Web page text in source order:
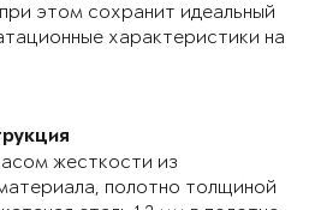
этом сохранит идеальный
характеристики на
жесткости из
полотно толщиной